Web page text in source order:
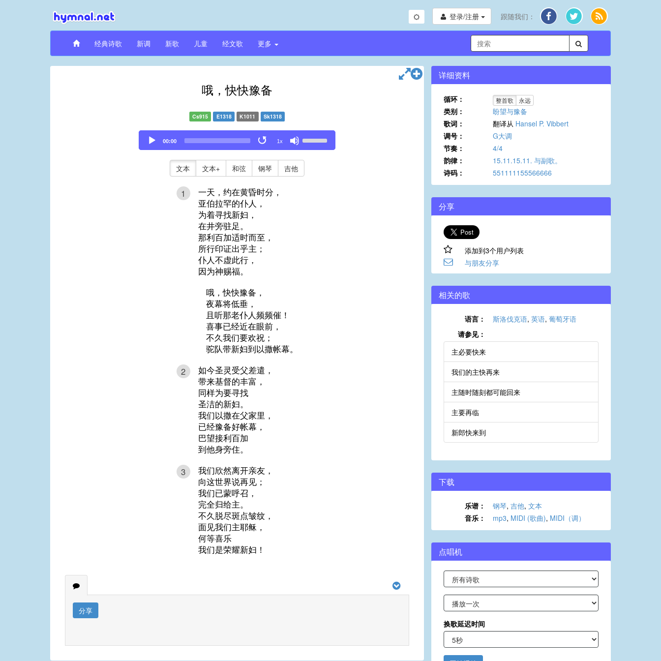
登录/注册 跟随我们：
经典诗歌 新调 新歌 儿童 经文歌 更多
哦，快快豫备
Cs915 E1318 K1011 Sk1318
Audio
Player
00:00 1x
Up/Down
to
文本 文本+ 和弦 钢琴 吉他
1
一天，约在黄昏时分，
亚伯拉罕的仆人，
为着寻找新妇，
在井旁驻足。
那利百加适时而至，
所行印证出乎主；
仆人不虚此行，
因为神赐福。
哦，快快豫备，
夜幕将低垂，
且听那老仆人频频催！
喜事已经近在眼前，
不久我们要欢祝；
驼队带新妇到以撒帐幕。
2
如今圣灵受父差遣，
带来基督的丰富，
同样为要寻找
圣洁的新妇。
我们以撒在父家里，
已经豫备好帐幕，
巴望接利百加
到他身旁住。
3
我们欣然离开亲友，
向这世界说再见；
我们已蒙呼召，
完全归给主。
不久脱尽斑点皱纹，
面见我们主耶稣，
何等喜乐
我们是荣耀新妇！
分享
详细资料
循环： 整首歌 永远
类别：
盼望与豫备
歌词：
翻译从 Hansel P. Vibbert
调号：
G大调
节奏：
4/4
韵律：
15.11.15.11. 与副歌。
诗码：
551111155566666
分享
添加到3个用户列表
与朋友分享
相关的歌
语言： 斯洛伐克语, 英语, 葡萄牙语
请参见：
主必要快来
我们的主快再来
主随时随刻都可能回来
主要再临
新郎快来到
下载
乐谱： 钢琴, 吉他, 文本
音乐：
mp3, MIDI (歌曲), MIDI（调）
点唱机
换歌延迟时间